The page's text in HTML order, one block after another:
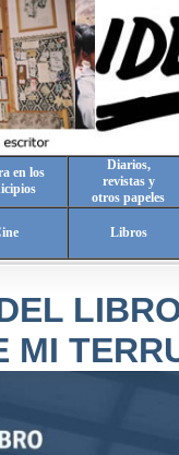
en los
Diarios,
revistas y
otros papeles
Libros
MI